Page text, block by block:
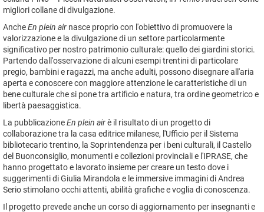
migliori collane di divulgazione.
AncheEn plein air nasce proprio con l'obiettivo di promuovere la
valorizzazione e la divulgazione di un settore particolarmente
significativo per nostro patrimonio culturale: quello dei giardini storici.
Partendo dall'osservazione di alcuni esempi trentini di particolare
pregio, bambini e ragazzi, ma anche adulti, possono disegnare all'aria
aperta e conoscere con maggiore attenzione le caratteristiche di un
bene culturale che si pone tra artificio e natura, tra ordine geometrico e
libertà paesaggistica.
La pubblicazioneEn plein airè il risultato di un progetto di
collaborazione tra la casa editrice milanese, l'Ufficio per il Sistema
bibliotecario trentino, la Soprintendenza per i beni culturali, il Castello
del Buonconsiglio, monumenti e collezioni provinciali e l'IPRASE, che
hanno progettato e lavorato insieme per creare un testo dove i
suggerimenti di Giulia Mirandola e le immersive immagini di Andrea
Serio stimolano occhi attenti, abilità grafiche e voglia di conoscenza.
Il progetto prevede anche un corso di aggiornamento per insegnanti e